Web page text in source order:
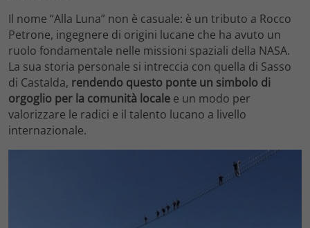
Il nome “Alla Luna” non è casuale: è un tributo a Rocco
Petrone, ingegnere di origini lucane che ha avuto un
ruolo fondamentale nelle missioni spaziali della NASA.
La sua storia personale si intreccia con quella di Sasso
di Castalda, rendendo questo ponte un simbolo di
orgoglio per la comunità locale e un modo per
valorizzare le radici e il talento lucano a livello
internazionale.